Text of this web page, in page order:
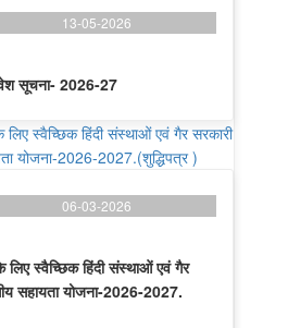
13-05-2026
सूचना- 2026-27
लिए स्वैच्छिक हिंदी संस्थाओं एवं गैर सरकारी
योजना-2026-2027.(शुद्धिपत्र )
06-03-2026
लिए स्वैच्छिक हिंदी संस्थाओं एवं गैर
सहायता योजना-2026-2027.